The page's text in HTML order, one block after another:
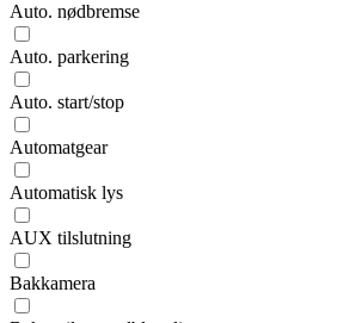
Auto. nødbremse
Auto. parkering
Auto. start/stop
Automatgear
Automatisk lys
AUX tilslutning
Bakkamera